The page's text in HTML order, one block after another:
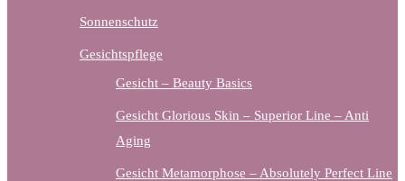
Sonnenschutz
Gesichtspflege
Gesicht – Beauty Basics
Gesicht Glorious Skin – Superior Line – Anti
Aging
Gesicht Metamorphose – Absolutely Perfect Line